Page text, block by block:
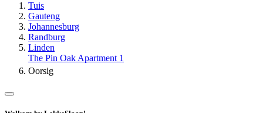
Tuis
Gauteng
Johannesburg
Randburg
Linden
The Pin Oak Apartment 1
Oorsig